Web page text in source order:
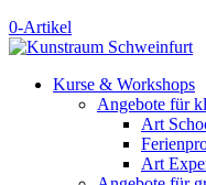
0-Artikel
Kurse & Workshops
Angebote für
Art
Art